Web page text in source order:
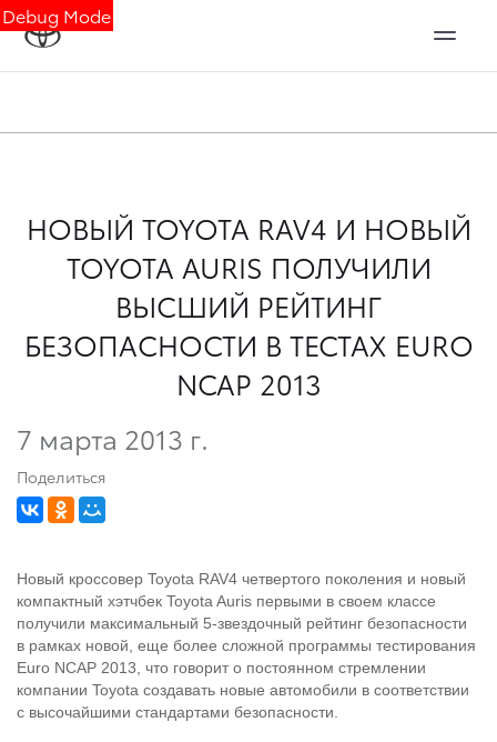
Debug Mode
НОВЫЙ TOYOTA RAV4 И НОВЫЙ
TOYOTA AURIS ПОЛУЧИЛИ
ВЫСШИЙ РЕЙТИНГ
БЕЗОПАСНОСТИ В ТЕСТАХ EURO
NCAP 2013
7 марта 2013 г.
Поделиться
Новый кроссовер Toyota RAV4 четвертого поколения и новый
компактный хэтчбек Toyota Auris первыми в своем классе
получили максимальный 5-звездочный рейтинг безопасности
в рамках новой, еще более сложной программы тестирования
Euro NCAP 2013, что говорит о постоянном стремлении
компании Toyota создавать новые автомобили в соответствии
с высочайшими стандартами безопасности.